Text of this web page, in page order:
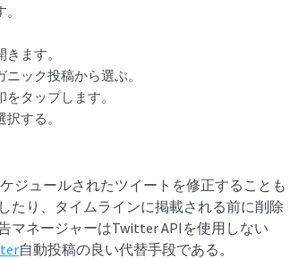
ます。
ック投稿から選ぶ。
タップします。
する。
ジュールされたツイートを修正することも
たり、タイムラインに掲載される前に削除
マネージャーはTwitter APIを使用しない
自動投稿の良い代替手段である。